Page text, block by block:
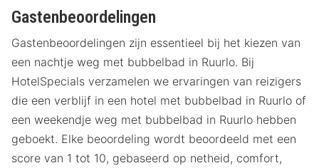
Gastenbeoordelingen
Gastenbeoordelingen zijn essentieel bij het kiezen van
een nachtje weg met bubbelbad in Ruurlo. Bij
HotelSpecials verzamelen we ervaringen van reizigers
die een verblijf in een hotel met bubbelbad in Ruurlo of
een weekendje weg met bubbelbad in Ruurlo hebben
geboekt. Elke beoordeling wordt beoordeeld met een
score van 1 tot 10, gebaseerd op netheid, comfort,